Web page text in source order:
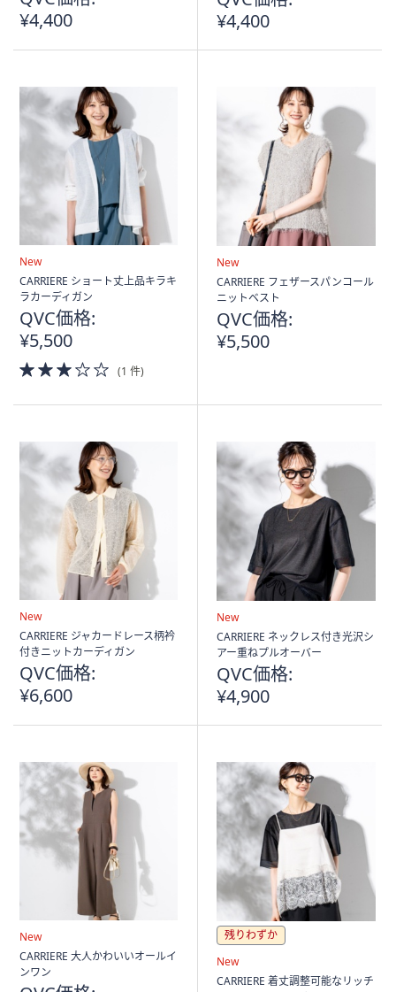
¥4,400
¥4,400
New
CARRIERE ショート丈上品キラキ
ラカーディガン
QVC価格:
¥5,500
3.0
of
(1 件)
New
CARRIERE フェザースパンコール
ニットベスト
QVC価格:
¥5,500
New
CARRIERE ジャカードレース柄衿
付きニットカーディガン
QVC価格:
¥6,600
New
CARRIERE ネックレス付き光沢シ
アー重ねプルオーバー
QVC価格:
¥4,900
New
CARRIERE 大人かわいいオールイ
ンワン
残りわずか
New
CARRIERE 着丈調整可能なリッチ